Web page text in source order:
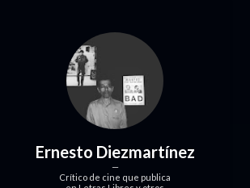
Ernesto Diezmartínez
Crítico de cine que publica